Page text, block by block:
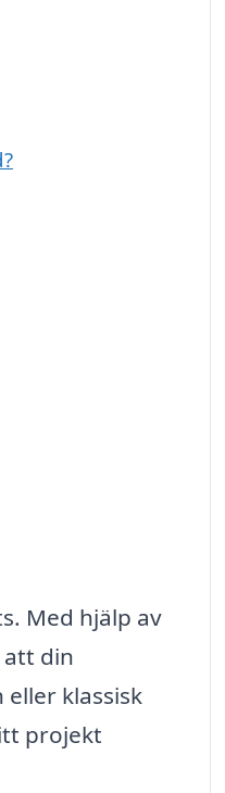
Med hjälp av
att din
klassisk
projekt